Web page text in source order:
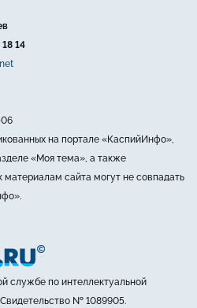
14
06
на портале «КаспийИнфо»,
«Моя тема», а также
материалам сайта могут не совпадать
службе по интеллектуальной
№ 1089905.